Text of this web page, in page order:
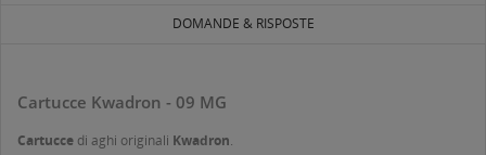
DOMANDE & RISPOSTE
Cartucce Kwadron - 09 MG
Cartucce di aghi originali Kwadron.